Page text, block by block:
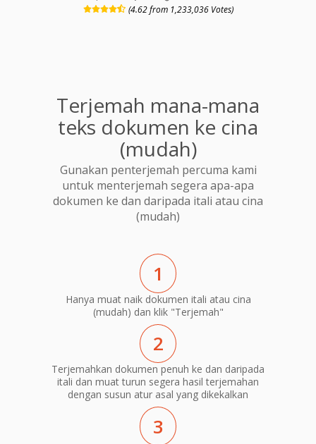
(4.62 from 1,233,036 Votes)
Terjemah mana-mana
teks dokumen ke cina
(mudah)
Gunakan penterjemah percuma kami
untuk menterjemah segera apa-apa
dokumen ke dan daripada itali atau cina
(mudah)
1
Hanya muat naik dokumen itali atau cina
(mudah) dan klik "Terjemah"
2
Terjemahkan dokumen penuh ke dan daripada
itali dan muat turun segera hasil terjemahan
dengan susun atur asal yang dikekalkan
3